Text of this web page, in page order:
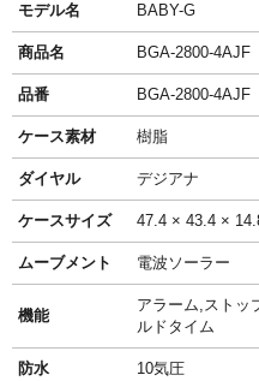
モデル名 BABY-G
商品名 BGA-2800-4AJF
品番 BGA-2800-4AJF
ケース素材 樹脂
ダイヤル デジアナ
ケースサイズ 47.4 × 43.4 ×
ムーブメント 電波ソーラー
機能
アラーム,ストッ
ルドタイム
防水 10気圧